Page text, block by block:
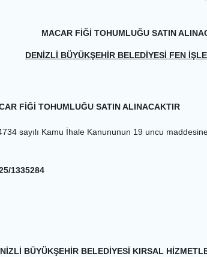
MACAR FİĞİ TOHUMLUĞU SATIN
DENİZLİ BÜYÜKŞEHİR BELEDİYESİ FEN
SATIN ALINACAKTIR
sayılı Kamu İhale Kanununun 19 uncu
1335284
BÜYÜKŞEHİR BELEDİYESİ KIRSAL